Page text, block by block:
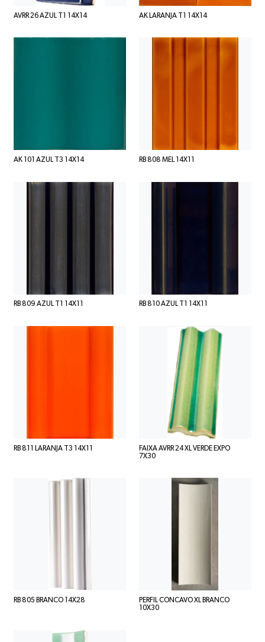
AVRR 26 AZUL T1 14X14 AK LARANJA T1 14X14
AK 101 AZUL T3 14X14 RB 808 MEL 14X11
RB 809 AZUL T1 14X11 RB 810 AZUL T1 14X11
RB 811 LARANJA T3 14X11
FAIXA AVRR 24 XL VERDE EXPO
7X30
RB 805 BRANCO 14X28
PERFIL CONCAVO XL BRANCO
10X30